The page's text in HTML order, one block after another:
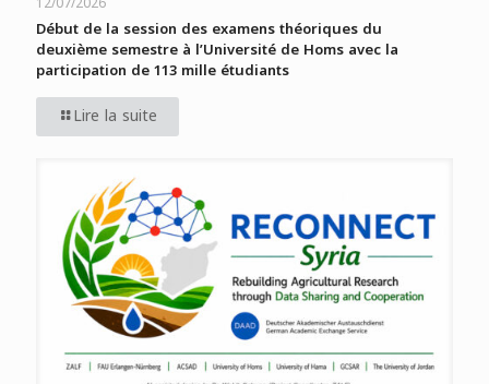
Début de la session des examens théoriques du
deuxième semestre à l’Université de Homs avec la
participation de 113 mille étudiants
Lire la suite